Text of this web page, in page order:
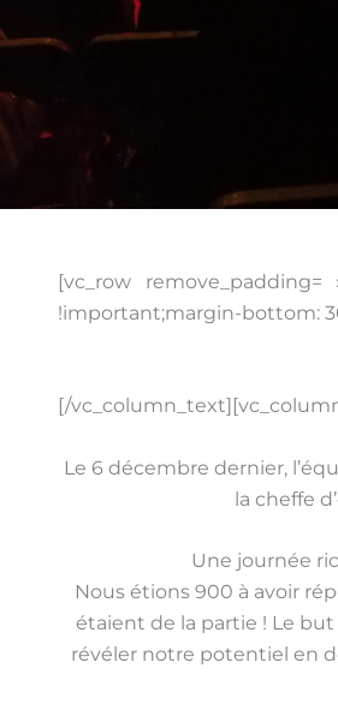
[vc_row remove_padding=
!important;margin-bottom:
[/
Le 6 décembre dernier,
la cheffe
Une journée
Nous étions 900 à avoir
étaient de la partie ! Le
révéler notre potentiel en